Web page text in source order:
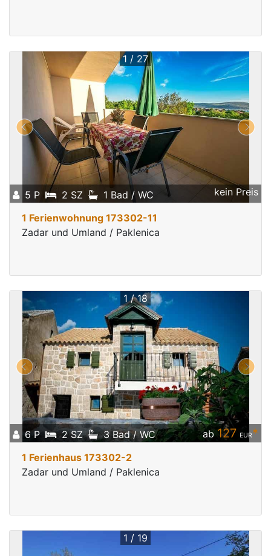
5 P 2 SZ 1 Bad / WC kein Preis
1 / 27
1 Ferienwohnung 173302-11
Zadar und Umland / Paklenica
6 P 2 SZ 3 Bad / WC ab127 EUR*
1 / 18
1 Ferienhaus 173302-2
Zadar und Umland / Paklenica
1 / 19